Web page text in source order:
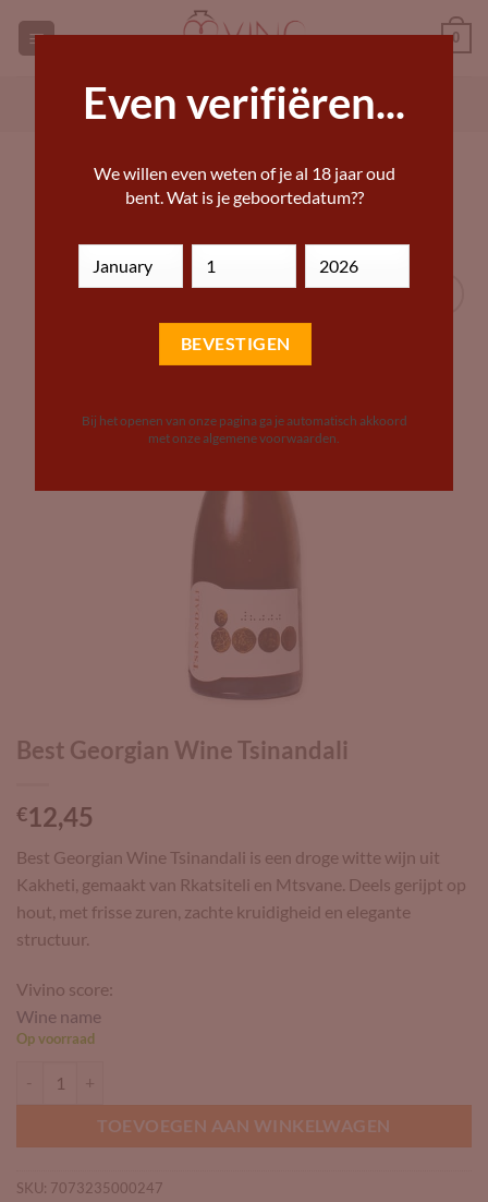
naar
0
GEORGISCHE WIJNEN KOPEN ANDERE WIJN KOPEN
HOME » DRANKWINKEL – BIJZONDERE WIJNEN,
BIEREN EN STERKE DRANKEN
Best Georgian Wine Tsinandali
€12,45
Best Georgian Wine Tsinandali is een droge witte wijn uit
Kakheti, gemaakt van Rkatsiteli en Mtsvane. Deels gerijpt op
hout, met frisse zuren, zachte kruidigheid en elegante
structuur.
Vivino score:
Wine name
Op voorraad
TOEVOEGEN AAN WINKELWAGEN
SKU: 7073235000247
Even verifiëren...
We willen even weten of je al 18 jaar oud
bent. Wat is je geboortedatum??
Bij het openen van onze pagina ga je automatisch akkoord
met onze algemene voorwaarden.